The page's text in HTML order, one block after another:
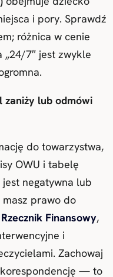
i pory. Sprawdź
różnica w cenie
„24/7″ jest zwykle
zaniży lub odmówi
do towarzystwa,
OWU i tabelę
negatywna lub
prawo do
Rzecznik Finansowy,
i
Zachowaj
korespondencję — to